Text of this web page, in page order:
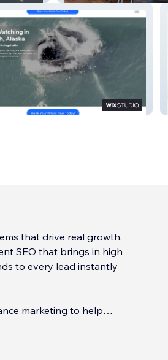
Day
that drive real growth.
SEO that brings in high
to every lead instantly
marketing to help
turn attention into